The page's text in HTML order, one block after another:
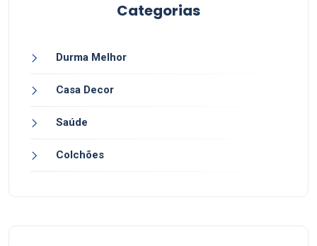
Categorias
Durma Melhor
Casa Decor
Saúde
Colchões